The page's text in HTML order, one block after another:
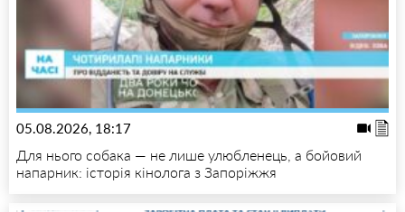
05.08.2026, 18:17
Для нього собака — не лише улюбленець, а бойовий
напарник: історія кінолога з Запоріжжя